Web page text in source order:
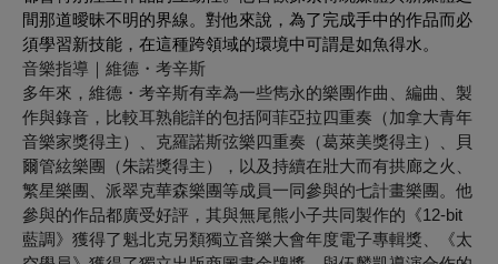
間那道曖昧不明的界線。對他來說，為了完成手中的作品而必
須學習新技能，在這種跨領域的環境中可謂是如魚得水。
音樂指導｜維德・考辛斯
多年來，維德・考辛斯有幸為一些雋永的樂團作曲、編曲、製
作與錄音，比較耳熟能詳的包括阿菲亞拉四重奏（加拿大青年
音樂家獎得主）、克羅諾斯弦樂四重奏（葛萊美獎得主）、貝
爾管絃樂團（朱諾獎得主），以及持續在壯大而有拱廊之火、
繁星樂團、派翠克華森樂團等成員一同參與的七計畫樂團。他
參與的作品都廣受好評，其與無尾熊小子共同製作的《12-bit
藍調》獲得了魁北克另類獨立音樂大會年度電子專輯獎、《太